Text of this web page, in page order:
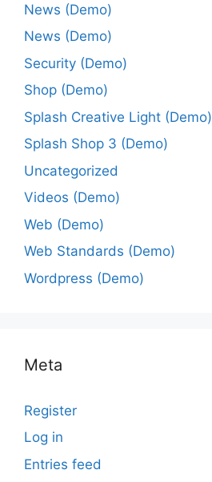
News (Demo)
News (Demo)
Security (Demo)
Shop (Demo)
Splash Creative Light (Demo)
Splash Shop 3 (Demo)
Uncategorized
Videos (Demo)
Web (Demo)
Web Standards (Demo)
Wordpress (Demo)
Meta
Register
Log in
Entries feed